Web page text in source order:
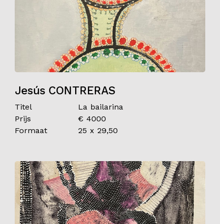
Jesús CONTRERAS
Titel
La bailarina
Prijs
€ 4000
Formaat
25 x 29,50